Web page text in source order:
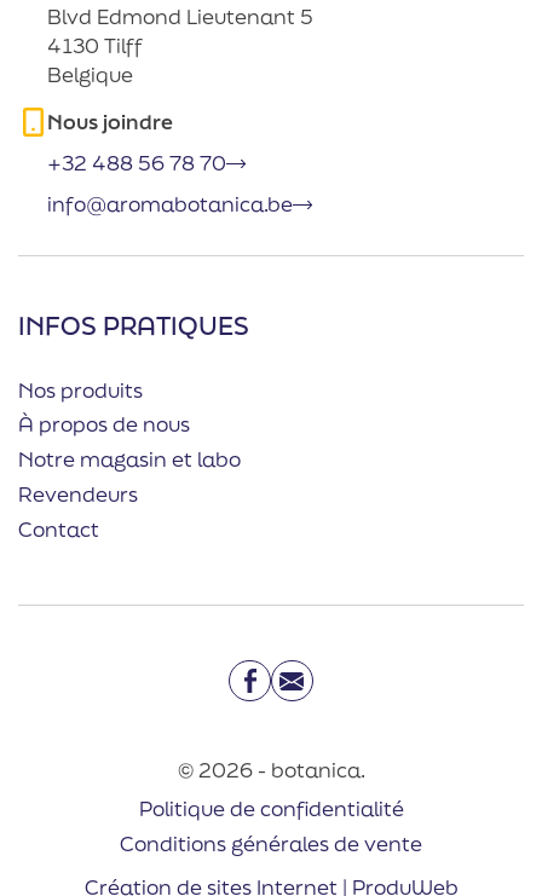
Blvd Edmond Lieutenant 5
4130 Tilff
Belgique
Nous joindre
+32 488 56 78 70
info@aromabotanica.be
INFOS PRATIQUES
Nos produits
À propos de nous
Notre magasin et labo
Revendeurs
Contact
Facebook
Email
© 2026 - botanica.
Politique de confidentialité
Conditions générales de vente
Création de sites Internet | ProduWeb